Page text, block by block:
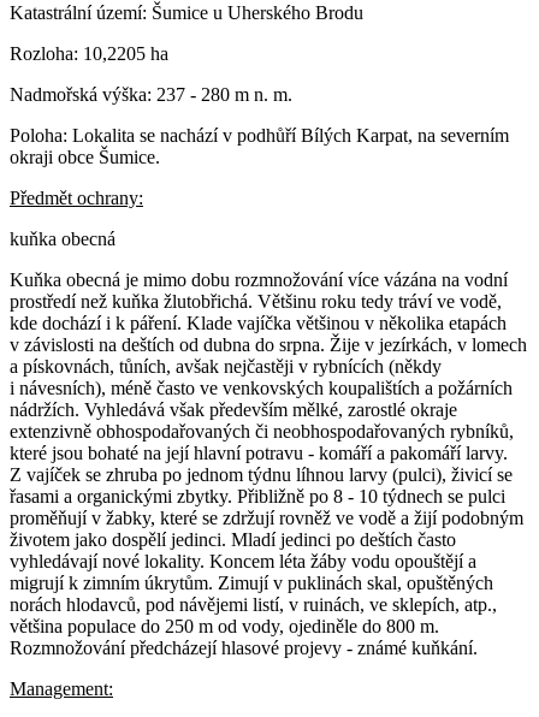
Katastrální území: Šumice u Uherského Brodu
Rozloha: 10,2205 ha
Nadmořská výška: 237 - 280 m n. m.
Poloha: Lokalita se nachází v podhůří Bílých Karpat, na severním
okraji obce Šumice.
Předmět ochrany:
kuňka obecná
Kuňka obecná je mimo dobu rozmnožování více vázána na vodní
prostředí než kuňka žlutobřichá. Většinu roku tedy tráví ve vodě,
kde dochází i k páření. Klade vajíčka většinou v několika etapách
v závislosti na deštích od dubna do srpna. Žije v jezírkách, v lomech
a pískovnách, tůních, avšak nejčastěji v rybnících (někdy
i návesních), méně často ve venkovských koupalištích a požárních
nádržích. Vyhledává však především mělké, zarostlé okraje
extenzivně obhospodařovaných či neobhospodařovaných rybníků,
které jsou bohaté na její hlavní potravu - komáří a pakomáří larvy.
Z vajíček se zhruba po jednom týdnu líhnou larvy (pulci), živicí se
řasami a organickými zbytky. Přibližně po 8 - 10 týdnech se pulci
proměňují v žabky, které se zdržují rovněž ve vodě a žijí podobným
životem jako dospělí jedinci. Mladí jedinci po deštích často
vyhledávají nové lokality. Koncem léta žáby vodu opouštějí a
migrují k zimním úkrytům. Zimují v puklinách skal, opuštěných
norách hlodavců, pod návějemi listí, v ruinách, ve sklepích, atp.,
většina populace do 250 m od vody, ojediněle do 800 m.
Rozmnožování předcházejí hlasové projevy - známé kuňkání.
Management: